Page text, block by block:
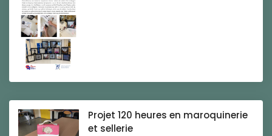
Projet 120 heures en maroquinerie
et sellerie